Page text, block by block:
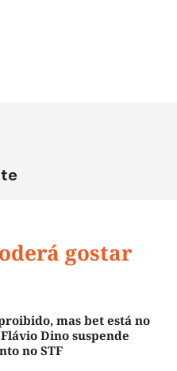
gostar
mas bet está no
Dino suspende
no STF